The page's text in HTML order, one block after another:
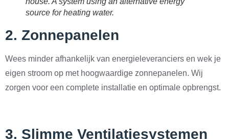
source for heating water.
2. Zonnepanelen
Wees minder afhankelijk van energieleveranciers en wek je
eigen stroom op met hoogwaardige zonnepanelen. Wij
zorgen voor een complete installatie en optimale opbrengst.
3. Slimme Ventilatiesystemen